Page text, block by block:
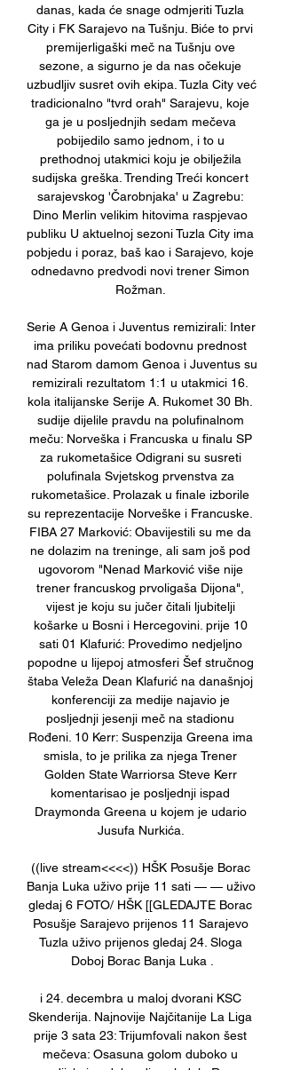
danas, kada će snage odmjeriti Tuzla
City i FK Sarajevo na Tušnju. Biće to prvi
premijerligaški meč na Tušnju ove
sezone, a sigurno je da nas očekuje
uzbudljiv susret ovih ekipa. Tuzla City već
tradicionalno "tvrd orah" Sarajevu, koje
ga je u posljednjih sedam mečeva
pobijedilo samo jednom, i to u
prethodnoj utakmici koju je obilježila
sudijska greška. Trending Treći koncert
sarajevskog 'Čarobnjaka' u Zagrebu:
Dino Merlin velikim hitovima raspjevao
publiku U aktuelnoj sezoni Tuzla City ima
pobjedu i poraz, baš kao i Sarajevo, koje
odnedavno predvodi novi trener Simon
Rožman.
Serie A Genoa i Juventus remizirali: Inter
ima priliku povećati bodovnu prednost
nad Starom damom Genoa i Juventus su
remizirali rezultatom 1:1 u utakmici 16.
kola italijanske Serije A. Rukomet 30 Bh.
sudije dijelile pravdu na polufinalnom
meču: Norveška i Francuska u finalu SP
za rukometašice Odigrani su susreti
polufinala Svjetskog prvenstva za
rukometašice. Prolazak u finale izborile
su reprezentacije Norveške i Francuske.
FIBA 27 Marković: Obavijestili su me da
ne dolazim na treninge, ali sam još pod
ugovorom "Nenad Marković više nije
trener francuskog prvoligaša Dijona",
vijest je koju su jučer čitali ljubitelji
košarke u Bosni i Hercegovini. prije 10
sati 01 Klafurić: Provedimo nedjeljno
popodne u lijepoj atmosferi Šef stručnog
štaba Veleža Dean Klafurić na današnjoj
konferenciji za medije najavio je
posljednji jesenji meč na stadionu
Rođeni. 10 Kerr: Suspenzija Greena ima
smisla, to je prilika za njega Trener
Golden State Warriorsa Steve Kerr
komentarisao je posljednji ispad
Draymonda Greena u kojem je udario
Jusufa Nurkića.
((live stream<<<<)) HŠK Posušje Borac
Banja Luka uživo prije 11 sati — — uživo
gledaj 6 FOTO/ HŠK [[GLEDAJTE Borac
Posušje Sarajevo prijenos 11 Sarajevo
Tuzla uživo prijenos gledaj 24. Sloga
Doboj Borac Banja Luka .
i 24. decembra u maloj dvorani KSC
Skenderija. Najnovije Najčitanije La Liga
prije 3 sata 23: Trijumfovali nakon šest
mečeva: Osasuna golom duboko u